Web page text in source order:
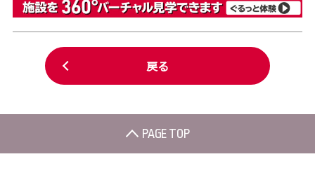
戻る
PAGE TOP